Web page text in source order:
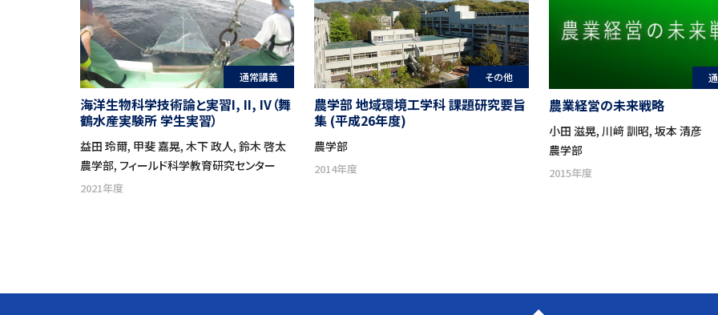
通常講義
海洋生物科学技術論と実習I, II, IV（舞
鶴水産実験所 学生実習）
益田 玲爾, 甲斐 嘉晃, 木下 政人, 鈴木 啓太
農学部, フィールド科学教育研究センター
2021年度
その他
農学部 地域環境工学科 課題研究要旨
集 (平成26年度)
農学部
2014年度
農業経営の未来戦略
小田 滋晃, 川﨑 訓昭, 坂本 清彦
農学部
2015年度